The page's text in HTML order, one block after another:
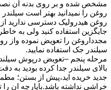
مشخص شده و بر روی بدنه آن
روغن را نمیدانید بهتر است سیلندر
جایگزین استفاده کنید ولی به
مجدداروغن را تعویض نموده واز
سیلندر جک استفاده نمایید.
مرحله پنجم –تعویض درپوش
بالای سیلندر جدا کرده بودید به
جدید خریده اید،پیش از بستن؛
خراشی نداشته باشد.باپارچه ان را